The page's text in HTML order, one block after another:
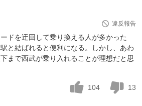
違反報告
ドを迂回して乗り換える人が多かった
と結ばれると便利になる。しかし、あわ
まで西武が乗り入れることが理想だと思
104 13